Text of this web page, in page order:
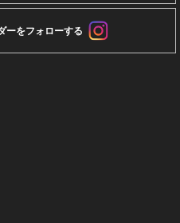
ーをフォローする